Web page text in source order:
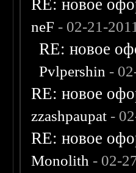
RE: новое
neF - 02-21-
RE: новое
Pvlpershin -
RE: новое
zzashpaupat -
RE: новое
Monolith - 02-